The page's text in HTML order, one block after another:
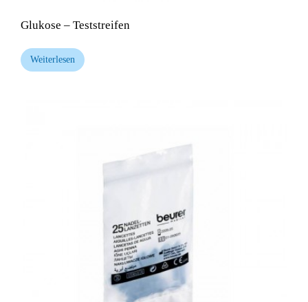
Glukose – Teststreifen
Weiterlesen